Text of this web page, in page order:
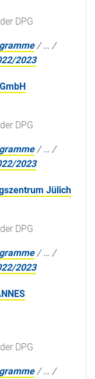
DPG
/… /
2023
DPG
/… /
2023
Jülich
DPG
/… /
2023
DPG
/… /